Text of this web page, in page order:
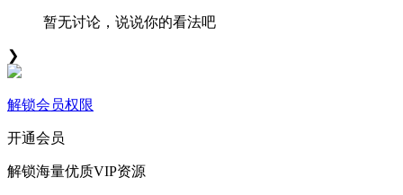
暂无讨论，说说你的看法吧
❯
解锁会员权限
开通会员
解锁海量优质VIP资源